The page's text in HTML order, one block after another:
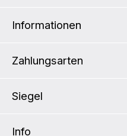
Informationen
Zahlungsarten
Siegel
Info